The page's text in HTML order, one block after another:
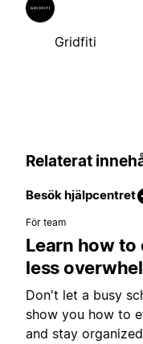
Gridfiti
Relaterat
Besök hjälpcentret
För team
Learn how to
less
Don't let a busy
show you how to
and stay